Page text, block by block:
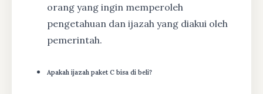
orang yang ingin memperoleh
pengetahuan dan ijazah yang diakui oleh
pemerintah.
Apakah ijazah paket C bisa di beli?